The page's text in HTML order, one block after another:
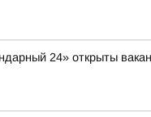
24» открыты